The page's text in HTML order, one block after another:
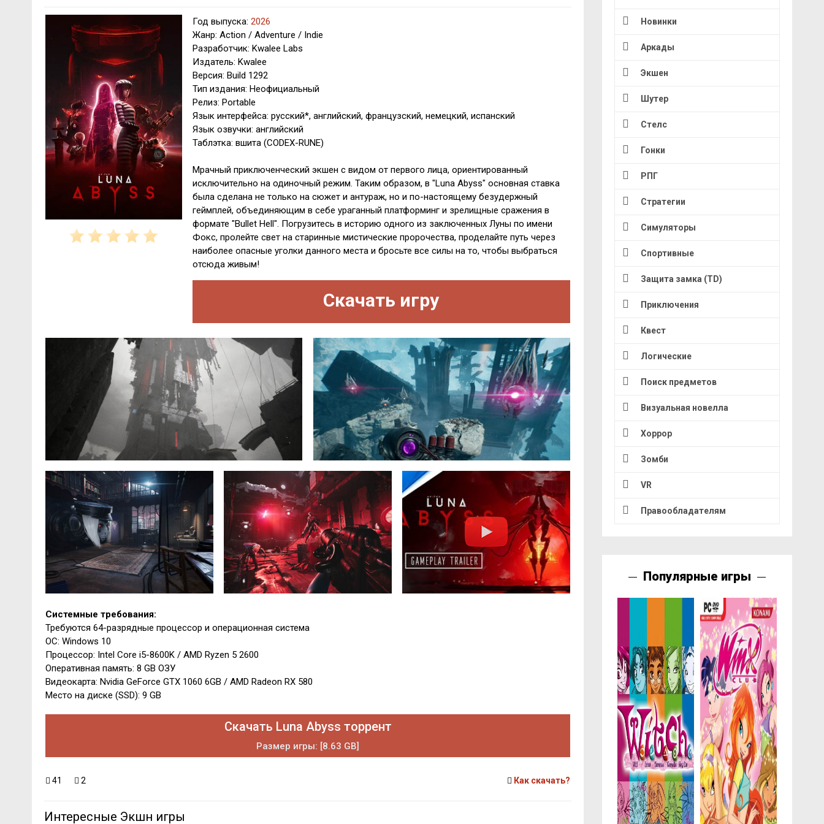
Год выпуска: 2026
Жанр: Action / Adventure / Indie
Разработчик: Kwalee Labs
Издатель: Kwalee
Версия: Build 1292
Тип издания: Неофициальный
Релиз: Portable
Язык интерфейса: русский*, английский, французский, немецкий, испанский
Язык озвучки: английский
Таблэтка: вшита (CODEX-RUNE)
Мрачный приключенческий экшен с видом от первого лица, ориентированный
исключительно на одиночный режим. Таким образом, в "Luna Abyss" основная ставка
была сделана не только на сюжет и антураж, но и по-настоящему безудержный
геймплей, объединяющим в себе ураганный платформинг и зрелищные сражения в
формате "Bullet Hell". Погрузитесь в историю одного из заключенных Луны по имени
Фокс, пролейте свет на старинные мистические пророчества, проделайте путь через
наиболее опасные уголки данного места и бросьте все силы на то, чтобы выбраться
отсюда живым!
Скачать игру
Системные требования:
Требуются 64-разрядные процессор и операционная система
ОС: Windows 10
Процессор: Intel Core i5-8600K / AMD Ryzen 5 2600
Оперативная память: 8 GB ОЗУ
Видеокарта: Nvidia GeForce GTX 1060 6GB / AMD Radeon RX 580
Место на диске (SSD): 9 GB
Скачать Luna Abyss торрент
Размер игры: [8.63 GB]
41 2 Как скачать?
Интересные Экшн игры
Новинки
Аркады
Экшен
Шутер
Стелс
Гонки
РПГ
Стратегии
Симуляторы
Спортивные
Защита замка (TD)
Приключения
Квест
Логические
Поиск предметов
Визуальная новелла
Хоррор
Зомби
VR
Правообладателям
Популярные игры